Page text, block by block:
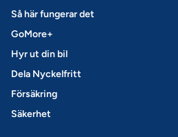
Så här fungerar det
GoMore+
Hyr ut din bil
Dela Nyckelfritt
Försäkring
Säkerhet